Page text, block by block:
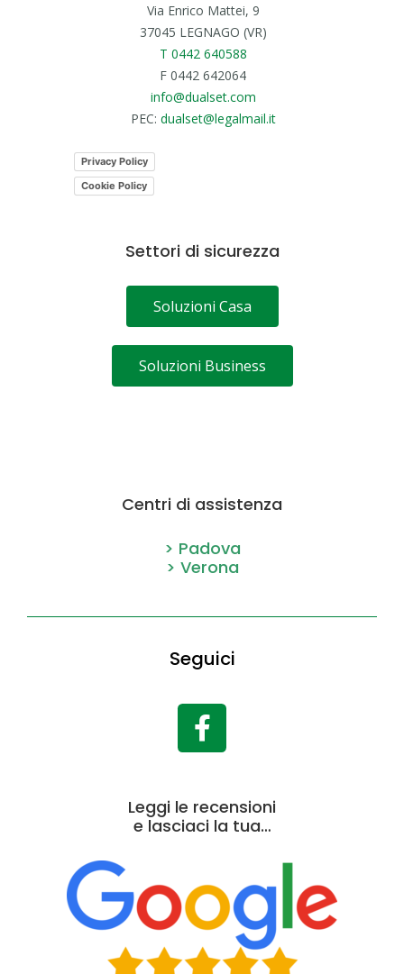
Via Enrico Mattei, 9
37045 LEGNAGO (VR)
T 0442 640588
F 0442 642064
info@dualset.com
PEC: dualset@legalmail.it
Privacy Policy
Cookie Policy
Settori di sicurezza
Soluzioni Casa
Soluzioni Business
Centri di assistenza
> Padova
> Verona
Seguici
Leggi le recensioni
e lasciaci la tua…